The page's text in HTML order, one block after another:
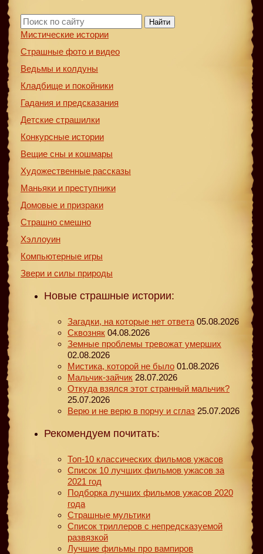
Найти
Мистические истории
Страшные фото и видео
Ведьмы и колдуны
Кладбище и покойники
Гадания и предсказания
Детские страшилки
Конкурсные истории
Вещие сны и кошмары
Художественные рассказы
Маньяки и преступники
Домовые и призраки
Страшно смешно
Хэллоуин
Компьютерные игры
Звери и силы природы
Новые страшные истории:
Загадки, на которые нет ответа 05.08.2026
Сквозняк 04.08.2026
Земные проблемы тревожат умерших
02.08.2026
Мистика, которой не было 01.08.2026
Мальчик-зайчик 28.07.2026
Откуда взялся этот странный мальчик?
25.07.2026
Верю и не верю в порчу и сглаз 25.07.2026
Рекомендуем почитать:
Топ-10 классических фильмов ужасов
Список 10 лучших фильмов ужасов за
2021 год
Подборка лучших фильмов ужасов 2020
года
Страшные мультики
Список триллеров с непредсказуемой
развязкой
Лучшие фильмы про вампиров